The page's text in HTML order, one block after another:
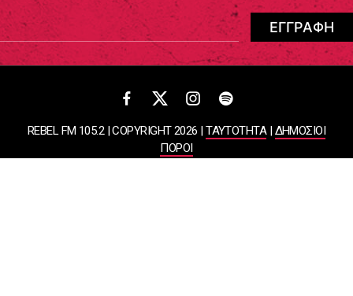
REBEL FM 105.2 | COPYRIGHT 2026 |ΤΑΥΤΟΤΗΤΑ|ΔΗΜΟΣΙΟΙ
ΠΟΡΟΙ